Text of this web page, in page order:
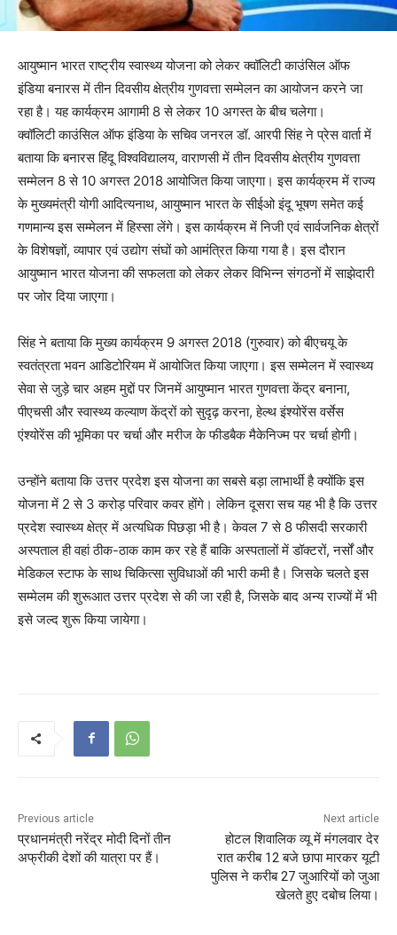
आयुष्मान भारत राष्ट्रीय स्वास्थ्य योजना को लेकर क्वॉलिटी काउंसिल ऑफ
इंडिया बनारस में तीन दिवसीय क्षेत्रीय गुणवत्ता सम्मेलन का आयोजन करने जा
रहा है। यह कार्यक्रम आगामी 8 से लेकर 10 अगस्त के बीच चलेगा।
क्वॉलिटी काउंसिल ऑफ इंडिया के सचिव जनरल डॉ. आरपी सिंह ने प्रेस वार्ता में
बताया कि बनारस हिंदू विश्वविद्यालय, वाराणसी में तीन दिवसीय क्षेत्रीय गुणवत्ता
सम्मेलन 8 से 10 अगस्त 2018 आयोजित किया जाएगा। इस कार्यक्रम में राज्य
के मुख्यमंत्री योगी आदित्यनाथ, आयुष्मान भारत के सीईओ इंदू भूषण समेत कई
गणमान्य इस सम्मेलन में हिस्सा लेंगे। इस कार्यक्रम में निजी एवं सार्वजनिक क्षेत्रों
के विशेषज्ञों, व्यापार एवं उद्योग संघों को आमंत्रित किया गया है। इस दौरान
आयुष्मान भारत योजना की सफलता को लेकर लेकर विभिन्न संगठनों में साझेदारी
पर जोर दिया जाएगा।
सिंह ने बताया कि मुख्य कार्यक्रम 9 अगस्त 2018 (गुरुवार) को बीएचयू के
स्वतंत्रता भवन आडिटोरियम में आयोजित किया जाएगा। इस सम्मेलन में स्वास्थ्य
सेवा से जुड़े चार अहम मुद्दों पर जिनमें आयुष्मान भारत गुणवत्ता केंद्र बनाना,
पीएचसी और स्वास्थ्य कल्याण केंद्रों को सुदृढ़ करना, हेल्थ इंश्योरेंस वर्सेस
एंश्योरेंस की भूमिका पर चर्चा और मरीज के फीडबैक मैकेनिज्म पर चर्चा होगी।
उन्होंने बताया कि उत्तर प्रदेश इस योजना का सबसे बड़ा लाभार्थी है क्योंकि इस
योजना में 2 से 3 करोड़ परिवार कवर होंगे। लेकिन दूसरा सच यह भी है कि उत्तर
प्रदेश स्वास्थ्य क्षेत्र में अत्यधिक पिछड़ा भी है। केवल 7 से 8 फीसदी सरकारी
अस्पताल ही वहां ठीक-ठाक काम कर रहे हैं बाकि अस्पतालों में डॉक्टरों, नर्सों और
मेडिकल स्टाफ के साथ चिकित्सा सुविधाओं की भारी कमी है। जिसके चलते इस
सम्मेलम की शुरूआत उत्तर प्रदेश से की जा रही है, जिसके बाद अन्य राज्यों में भी
इसे जल्द शुरू किया जायेगा।
Previous article
प्रधानमंत्री नरेंद्र मोदी दिनों तीन
अफ्रीकी देशों की यात्रा पर हैं।
Next article
होटल शिवालिक व्यू में मंगलवार देर
रात करीब 12 बजे छापा मारकर यूटी
पुलिस ने करीब 27 जुआरियों को जुआ
खेलते हुए दबोच लिया।